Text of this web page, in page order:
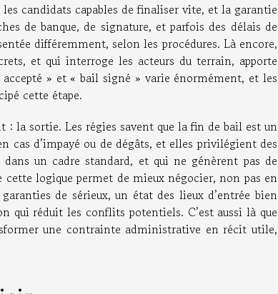
candidats capables de finaliser vite, et la garantie
de banque, de signature, et parfois des délais de
différemment, selon les procédures. Là encore,
et qui interroge les acteurs du terrain, apporte
» et « bail signé » varie énormément, et les
cette étape.
la sortie. Les régies savent que la fin de bail est un
d’impayé ou de dégâts, et elles privilégient des
un cadre standard, et qui ne génèrent pas de
logique permet de mieux négocier, non pas en
de sérieux, un état des lieux d’entrée bien
qui réduit les conflits potentiels. C’est aussi là que
une contrainte administrative en récit utile,